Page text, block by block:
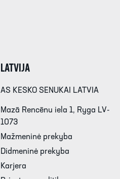
LATVIJA
AS KESKO SENUKAI LATVIA
Mazā Rencēnu iela 1, Ryga LV-
1073
Mažmeninė prekyba
Didmeninė prekyba
Karjera